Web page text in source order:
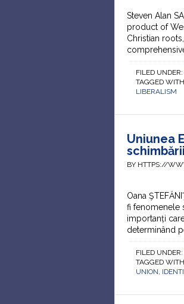
Steven Alan
product of
Christian
FILED UNDER:
TAGGED
LIBERALISM
Uniunea
schimbării
BY HTTPS://
Oana
fi fenomenele
importanți
determinând
FILED UNDER:
TAGGED
UNION,